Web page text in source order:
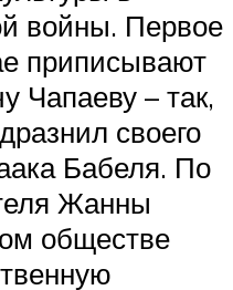
войны. Первое
приписывают
Чапаеву – так,
своего
Бабеля. По
Жанны
обществе